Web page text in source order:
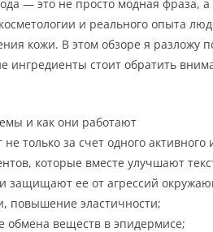
— это не просто модная фраза, а
и реального опыта
кожи. В этом обзоре я разложу
ингредиенты стоит обратить
и как они работают
только за счет одного активного
которые вместе улучшают
и защищают ее от агрессий
повышение эластичности;
обмена веществ в эпидермисе;